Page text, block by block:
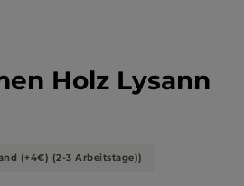
Holz Lysann
5 Sternen
(+4€) (2-3 Arbeitstage))